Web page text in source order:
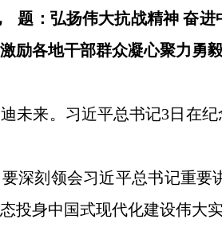
题：弘扬伟大抗战精神 奋
励各地干部群众凝心聚力勇
未来。习近平总书记3日在
深刻领会习近平总书记重
投身中国式现代化建设伟大